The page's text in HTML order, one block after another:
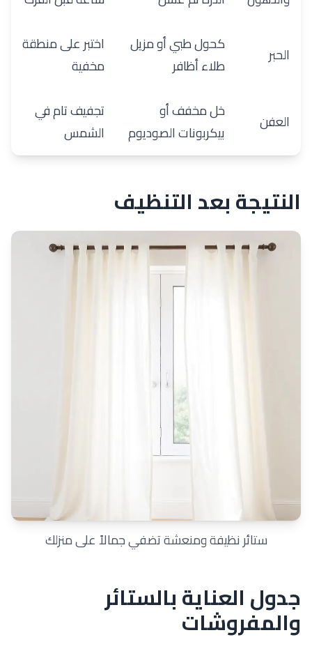
الحبر
كحول طبي أو مزيل
طلاء أظافر
اختبر على منطقة
مخفية
العفن
خل مخفف أو
بيكربونات الصوديوم
تجفيف تام في
الشمس
النتيجة بعد التنظيف
ستائر نظيفة ومنعشة تضفي جمالاً على منزلك
جدول العناية بالستائر
والمفروشات